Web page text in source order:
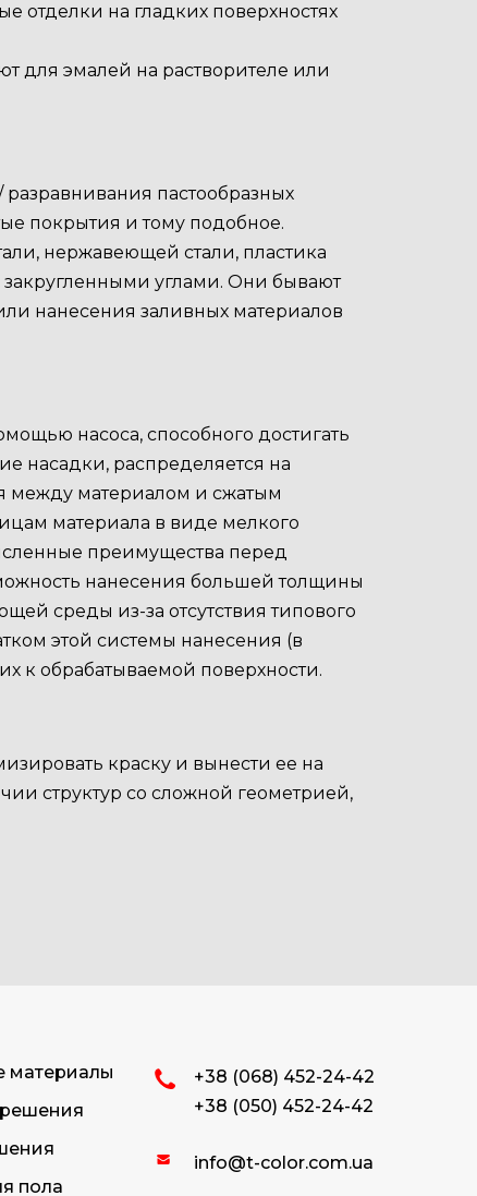
отделки на гладких поверхностях
для эмалей на растворителе или
пастообразных
покрытия и тому подобное.
нержавеющей стали, пластика
углами. Они бывают
нанесения заливных материалов
насоса, способного достигать
насадки, распределяется на
между материалом и сжатым
материала в виде мелкого
преимущества перед
нанесения большей толщины
среды из-за отсутствия типового
этой системы нанесения (в
к обрабатываемой поверхности.
краску и вынести ее на
структур со сложной геометрией,
материалы
пола
+38 (068) 452-24-42
+38 (050) 452-24-42
info@t-color.com.ua